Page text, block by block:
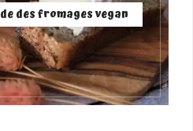
des fromages vegan